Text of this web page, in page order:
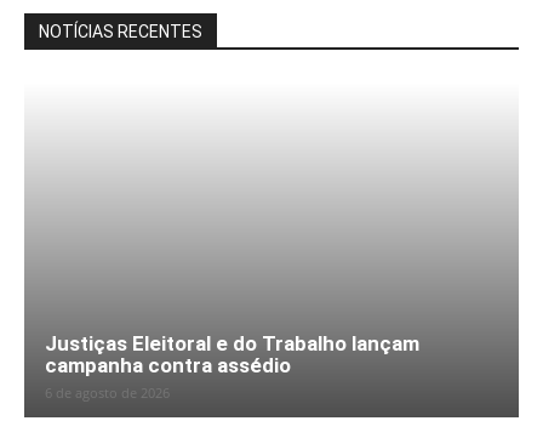
NOTÍCIAS RECENTES
Justiças Eleitoral e do Trabalho lançam
campanha contra assédio
6 de agosto de 2026